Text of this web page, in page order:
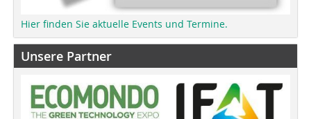
Hier finden Sie aktuelle Events und Termine.
Unsere Partner